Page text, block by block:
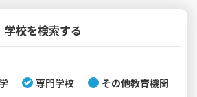
キャンパスを探す
験入門
学校を検索する
専門学校 その他教育機関